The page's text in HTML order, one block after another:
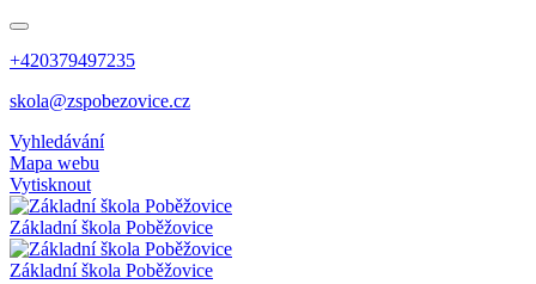
+420379497235
skola@zspobezovice.cz
Vyhledávání
Mapa webu
Vytisknout
Základní škola Poběžovice
Základní škola Poběžovice